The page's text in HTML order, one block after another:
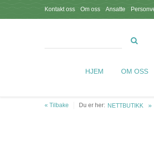
Kontakt oss Om oss Ansatte
HJEM OM OSS
« Tilbake Du er her: NETTBUTIKK